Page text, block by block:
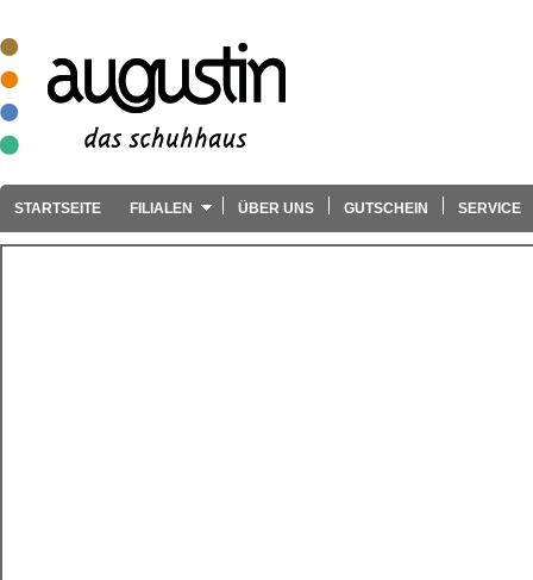
STARTSEITE FILIALEN ÜBER UNS GUTSCHEIN SERVICE